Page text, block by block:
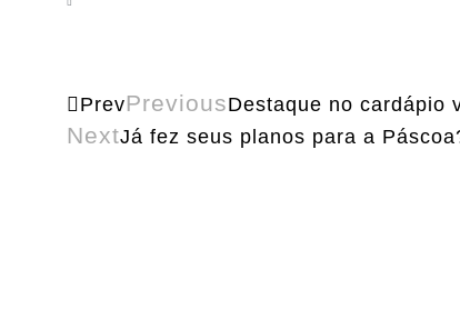
PrevPreviousDestaque no cardápio
NextJá fez seus planos para a